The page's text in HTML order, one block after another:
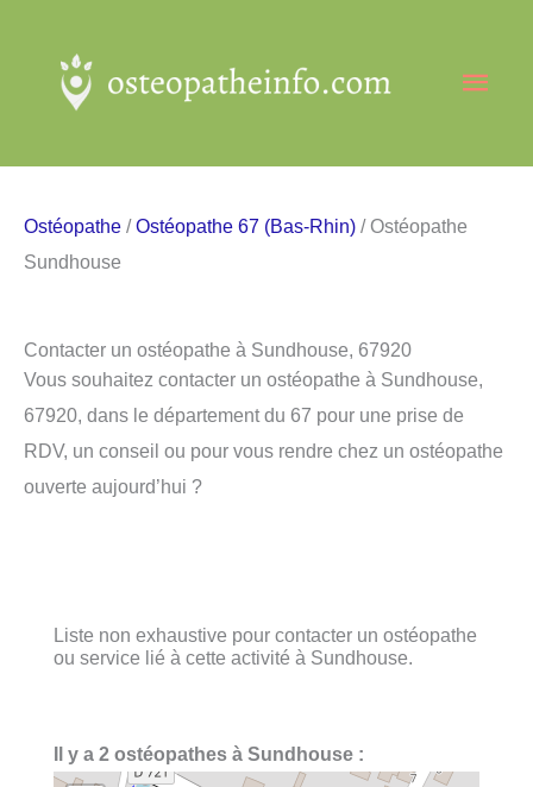
contenu
Ostéopathe /Ostéopathe 67 (Bas-Rhin) / Ostéopathe
Sundhouse
Contacter un ostéopathe à Sundhouse, 67920
Vous souhaitez contacter un ostéopathe à Sundhouse,
67920, dans le département du 67 pour une prise de
RDV, un conseil ou pour vous rendre chez un ostéopathe
ouverte aujourd’hui ?
Liste non exhaustive pour contacter un ostéopathe
ou service lié à cette activité à Sundhouse.
Il y a 2 ostéopathes à Sundhouse :